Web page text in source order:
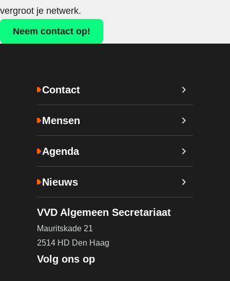
vergroot je netwerk.
Neem contact op!
Contact
Mensen
Agenda
Nieuws
VVD Algemeen Secretariaat
Mauritskade 21
2514 HD Den Haag
Volg ons op